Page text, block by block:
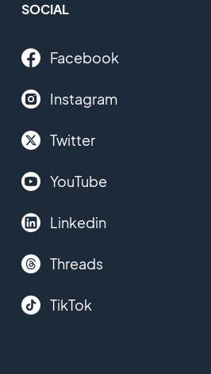
SOCIAL
Facebook
Instagram
Twitter
YouTube
Linkedin
Threads
TikTok